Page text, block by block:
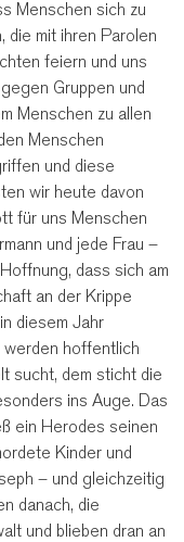
Menschen sich zu
die mit ihren Parolen
feiern und uns
Gruppen und
Menschen zu allen
Menschen
und diese
wir heute davon
für uns Menschen
und jede Frau –
dass sich am
an der Krippe
diesem Jahr
werden hoffentlich
sucht, dem sticht die
ins Auge. Das
ein Herodes seinen
Kinder und
– und gleichzeitig
danach, die
und blieben dran an